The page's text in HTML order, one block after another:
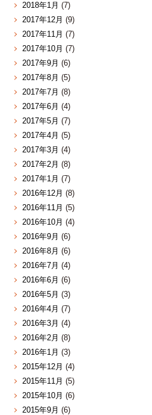
2018年1月 (7)
2017年12月 (9)
2017年11月 (7)
2017年10月 (7)
2017年9月 (6)
2017年8月 (5)
2017年7月 (8)
2017年6月 (4)
2017年5月 (7)
2017年4月 (5)
2017年3月 (4)
2017年2月 (8)
2017年1月 (7)
2016年12月 (8)
2016年11月 (5)
2016年10月 (4)
2016年9月 (6)
2016年8月 (6)
2016年7月 (4)
2016年6月 (6)
2016年5月 (3)
2016年4月 (7)
2016年3月 (4)
2016年2月 (8)
2016年1月 (3)
2015年12月 (4)
2015年11月 (5)
2015年10月 (6)
2015年9月 (6)